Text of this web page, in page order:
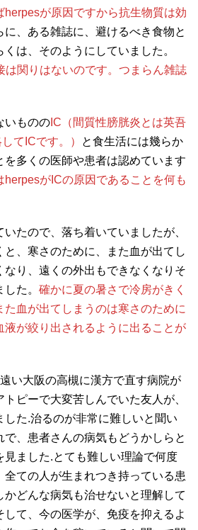
herpesが原因ですから抗生物質は効
に、ある雑誌に、避けるべき食物と
は、そのようにしていました。
は関りはないのです。つまらん雑誌
いものの IC（間質性膀胱炎とは英吾
てICです。）
と食生活には幾らか
を多くの医師や患者は認めています
herpesがICの原因であることを何も
たので、落ち着いていましたが、
と、寒さのために、また血が出てし
なり、遠くの外出もできなくなりそ
た。 確かに夏の暑さで冷房がきく
た血が出てしまうのは寒さのために
液が絞り出されるように出ることが
い大阪の高槻に漢方で直す病院が
ピーで大変苦しんでいた友人が、
した.治るのが非常に難しいと聞い
、患者さんの病気もどうかしらと
見ました.とても難しい理論で何度
全ての人が生まれつき持っている患
どんな病気も治せないと理解して
して、今の医学が、免疫を抑えるよ